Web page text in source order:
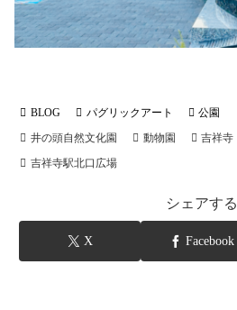
BLOG パグリックアート 公園
井の頭自然文化園
動物園 吉祥寺
吉祥寺駅北口広場
シェアする
X Facebook